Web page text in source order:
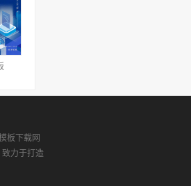
板下载网
力于打造